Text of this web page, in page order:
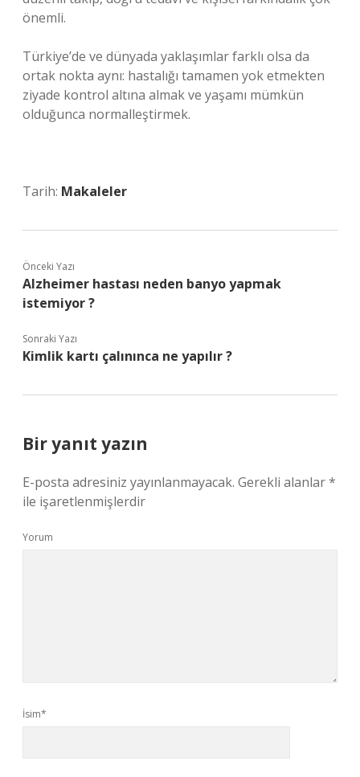
önemli.
Türkiye’de ve dünyada yaklaşımlar farklı olsa da
ortak nokta aynı: hastalığı tamamen yok etmekten
ziyade kontrol altına almak ve yaşamı mümkün
olduğunca normalleştirmek.
Tarih: Makaleler
Önceki Yazı
Alzheimer hastası neden banyo yapmak
istemiyor ?
Sonraki Yazı
Kimlik kartı çalınınca ne yapılır ?
Bir yanıt yazın
E-posta adresiniz yayınlanmayacak. Gerekli alanlar*
ile işaretlenmişlerdir
Yorum
İsim*